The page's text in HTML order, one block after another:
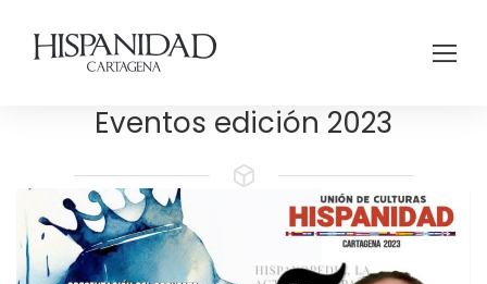
Eventos edición 2023